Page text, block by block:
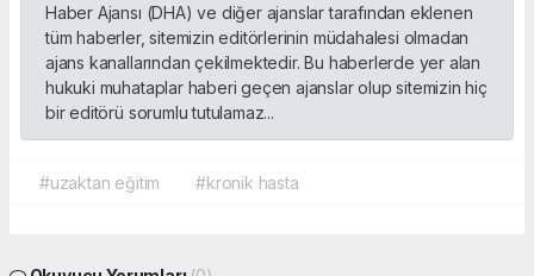
Haber Ajansı (DHA) ve diğer ajanslar tarafından eklenen
tüm haberler, sitemizin editörlerinin müdahalesi olmadan
ajans kanallarından çekilmektedir. Bu haberlerde yer alan
hukuki muhataplar haberi geçen ajanslar olup sitemizin hiç
bir editörü sorumlu tutulamaz...
#uzaktan eğitim #kronik hasta